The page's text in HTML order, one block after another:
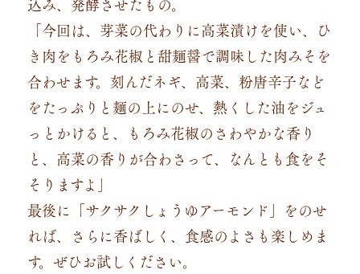
「今回は、芽菜の代わりに高菜漬けを使い、ひ
き肉をもろみ花椒と甜麺醤で調味した肉みそを
合わせます。刻んだネギ、高菜、粉唐辛子など
をたっぷりと麺の上にのせ、熱くした油をジュ
っとかけると、もろみ花椒のさわやかな香り
と、高菜の香りが合わさって、なんとも食をそ
そりますよ」
最後に「サクサクしょうゆアーモンド」をのせ
れば、さらに香ばしく、食感のよさも楽しめま
す。ぜひお試しください。